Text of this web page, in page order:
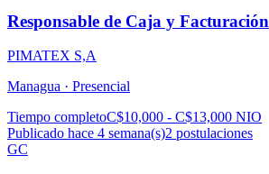
Responsable de Caja y Facturación
PIMATEX S,A
Managua · Presencial
Tiempo completoC$10,000 - C$13,000 NIO
Publicado hace 4 semana(s)2 postulaciones
GC